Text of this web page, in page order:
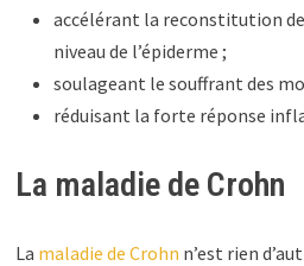
accélérant la reconstitution
niveau de l’épiderme ;
soulageant le souffrant des
réduisant la forte réponse
La maladie de Crohn
La maladie de Crohn n’est rien